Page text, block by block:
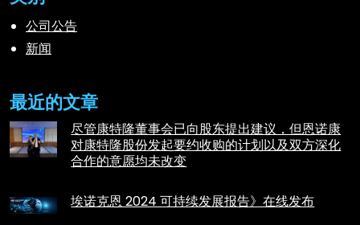
公司公告
新闻
最近的文章
尽管康特隆董事会已向股东提出建议，但恩诺康
对康特隆股份发起要约收购的计划以及双方深化
合作的意愿均未改变
埃诺克恩 2024 可持续发展报告》在线发布